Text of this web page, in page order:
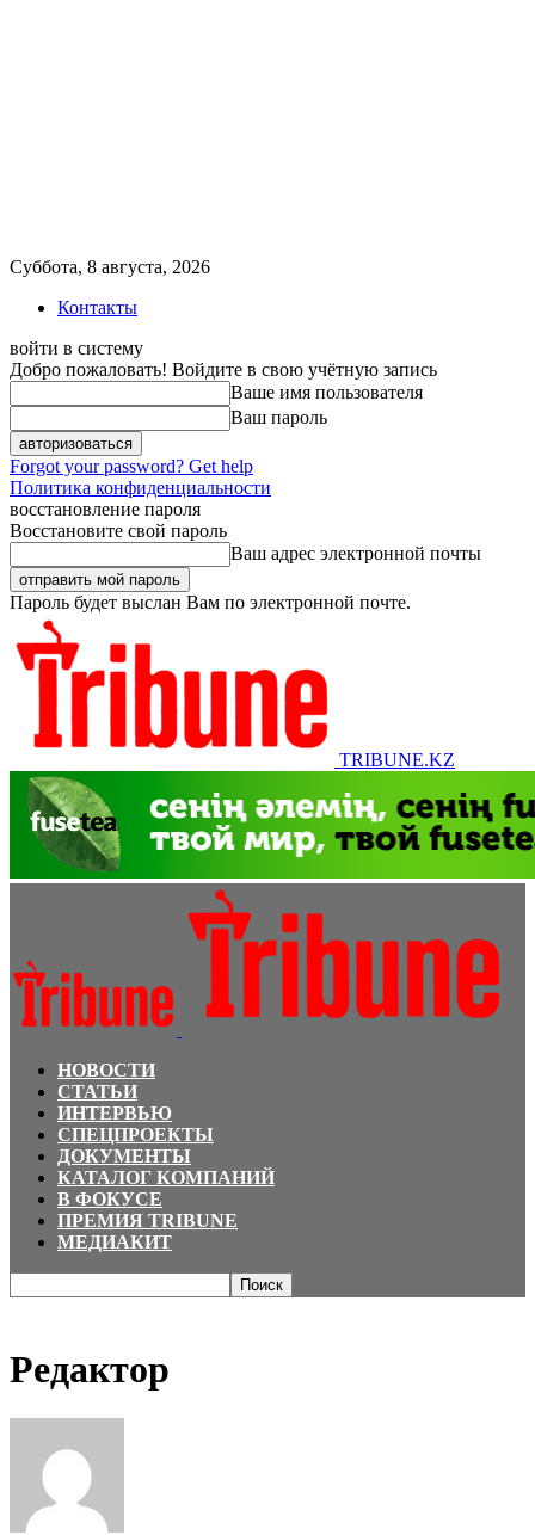
Суббота, 8 августа, 2026
Контакты
войти в систему
Добро пожаловать! Войдите в свою учётную запись
Ваше имя пользователя
Ваш пароль
Forgot your password? Get help
Политика конфиденциальности
восстановление пароля
Восстановите свой пароль
Ваш адрес электронной почты
Пароль будет выслан Вам по электронной почте.
TRIBUNE.KZ
НОВОСТИ
СТАТЬИ
ИНТЕРВЬЮ
СПЕЦПРОЕКТЫ
ДОКУМЕНТЫ
КАТАЛОГ КОМПАНИЙ
В ФОКУСЕ
ПРЕМИЯ TRIBUNE
МЕДИАКИТ
Редактор